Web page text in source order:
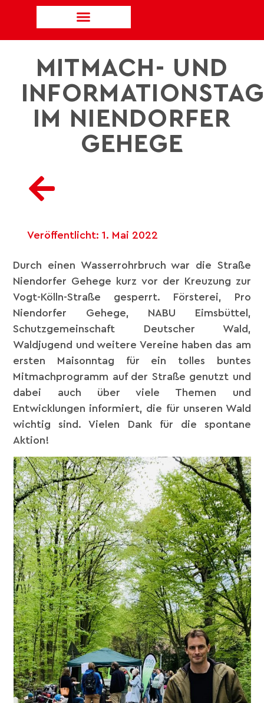
MITMACH- UND
IM NIENDORFER
GEHEGE
Veröffentlicht: 1. Mai 2022
Durch einen Wasserrohrbruch war die Straße
Niendorfer Gehege kurz vor der Kreuzung zur
Vogt-Kölln-Straße gesperrt. Försterei, Pro
Niendorfer Gehege, NABU Eimsbüttel,
Schutzgemeinschaft Deutscher Wald,
Waldjugend und weitere Vereine haben das am
ersten Maisonntag für ein tolles buntes
Mitmachprogramm auf der Straße genutzt und
dabei auch über viele Themen und
Entwicklungen informiert, die für unseren Wald
wichtig sind. Vielen Dank für die spontane
Aktion!